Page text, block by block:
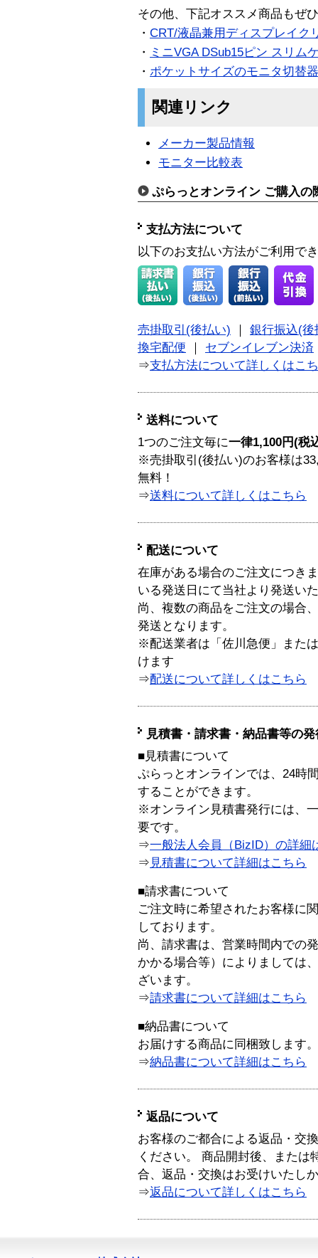
その他、下記オススメ商品もぜ
・ CRT/液晶兼用ディスプレイク
・ ミニVGA DSub15ピン スリム
・ ポケットサイズのモニタ切替器
関連リンク
メーカー製品情報
モニター比較表
ぷらっとオンライン ご購入の
支払方法について
以下のお支払い方法がご利用で
売掛取引(後払い)
銀行振込(後
換宅配便
セブンイレブン決済
⇒支払方法について詳しくはこ
送料について
1つのご注文毎に一律1,100円(税
※売掛取引(後払い)のお客様は
無料！
⇒送料について詳しくはこちら
配送について
在庫がある場合のご注文につき
いる発送日にて当社より発送い
尚、複数の商品をご注文の場合
発送となります。
※配送業者は「佐川急便」また
けます
⇒配送について詳しくはこちら
見積書・請求書・納品書等の
■見積書について
ぷらっとオンラインでは、24時
することができます。
※オンライン見積書発行には、
要です。
⇒一般法人会員（BizID）の詳細
⇒ 見積書について詳細はこちら
■請求書について
ご注文時に希望されたお客様に
しております。
尚、請求書は、営業時間内での
かかる場合等）によりましては
ざいます。
⇒請求書について詳細はこちら
■納品書について
お届けする商品に同梱致します。
⇒納品書について詳細はこちら
返品について
お客様のご都合による返品・交
ください。 商品開封後、または
合、返品・交換はお受けいたし
⇒返品について詳しくはこちら